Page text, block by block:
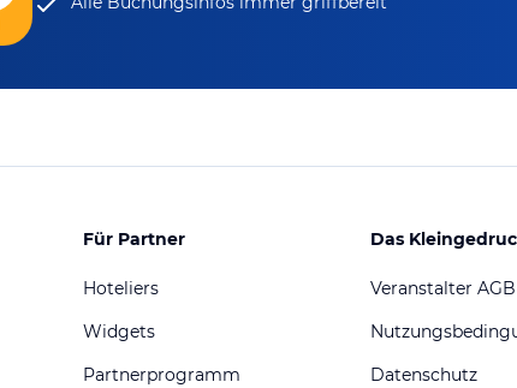
Für Partner
Hoteliers
Widgets
Partnerprogramm
Das
Veranstalter AGB
Datenschutz